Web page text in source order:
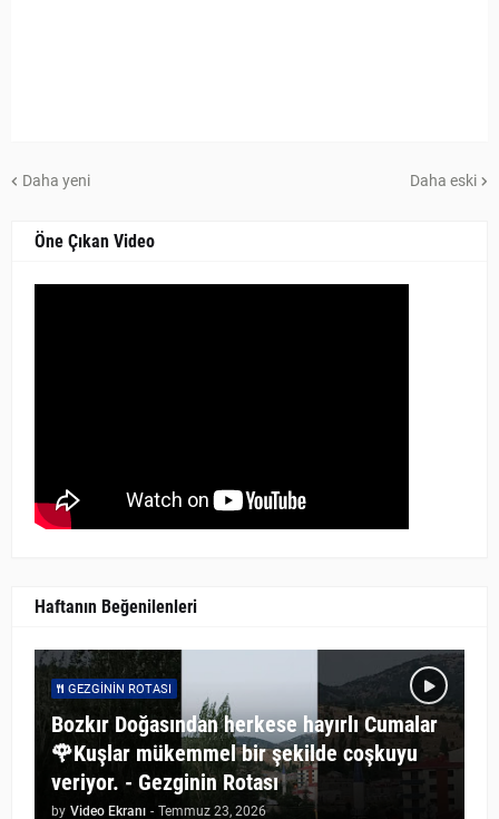
Daha yeni Daha eski
Öne Çıkan Video
Haftanın Beğenilenleri
GEZGININ ROTASI
Bozkır Doğasından herkese hayırlı Cumalar
🌹Kuşlar mükemmel bir şekilde coşkuyu
veriyor. - Gezginin Rotası
by Video Ekranı - Temmuz 23, 2026